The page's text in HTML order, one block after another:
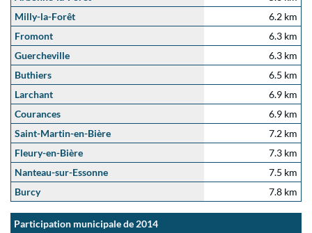
Milly-la-Forêt
6.2 km
Fromont
6.3 km
Guercheville
6.3 km
Buthiers
6.5 km
Larchant
6.9 km
Courances
6.9 km
Saint-Martin-en-Bière
7.2 km
Fleury-en-Bière
7.3 km
Nanteau-sur-Essonne
7.5 km
Burcy
7.8 km
Participation municipale de 2014